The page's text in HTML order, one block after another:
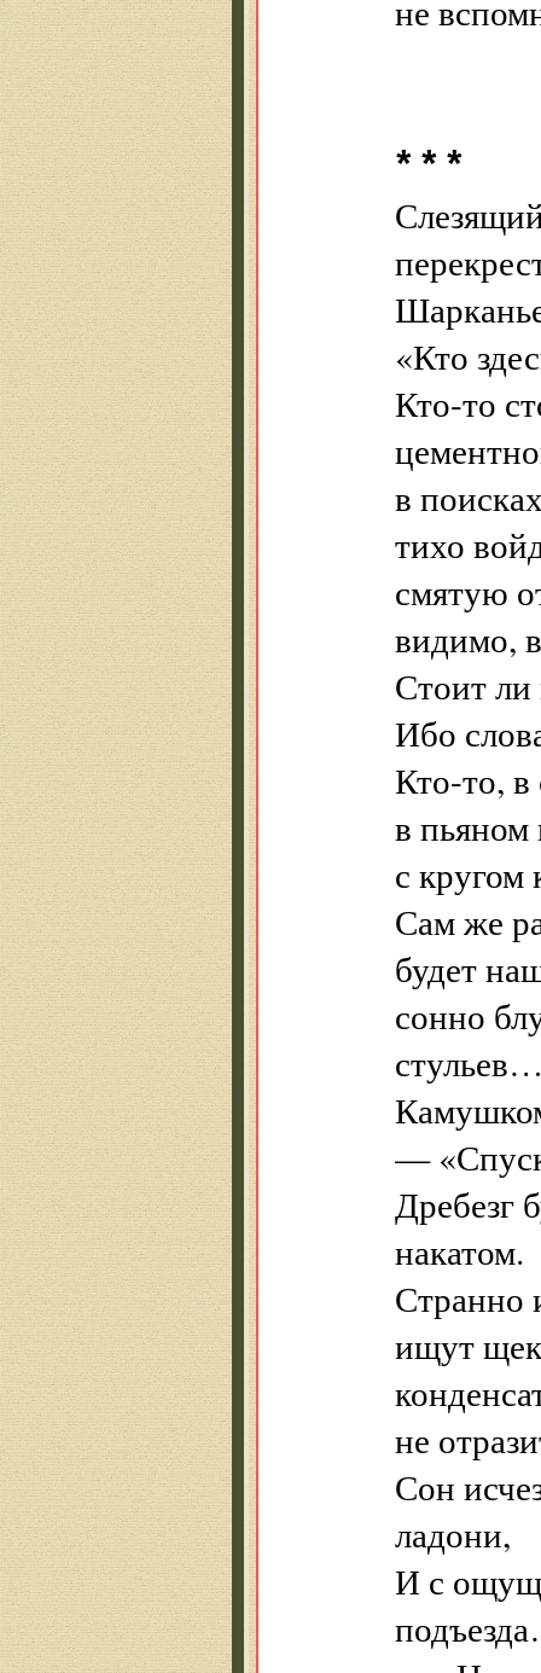
не
* * *
«Кто
Кто-то
в
тихо
смятую
видимо,
Стоит ли
Ибо
Кто-то,
в пьяном
с кругом
Сам же
будет
сонно
—
Дребезг
накатом.
Странно
ищут
не
Сон
ладони,
И с